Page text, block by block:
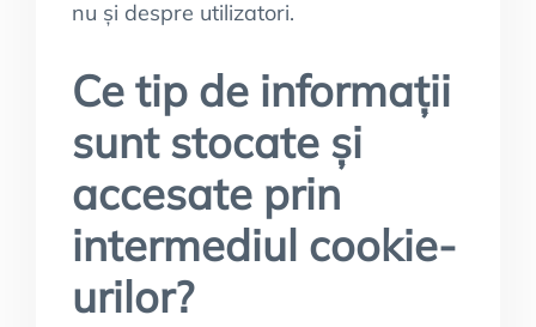
nu și despre utilizatori.
Ce tip de informații
sunt stocate și
accesate prin
intermediul cookie-
urilor?